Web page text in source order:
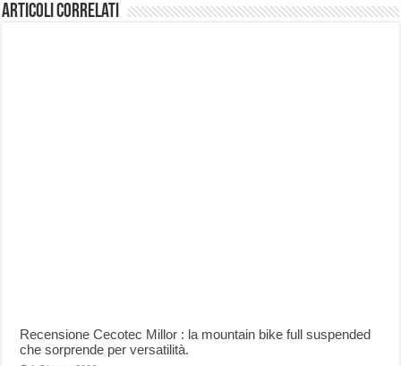
Articoli correlati
Recensione Cecotec Millor : la mountain bike full suspended
che sorprende per versatilità.